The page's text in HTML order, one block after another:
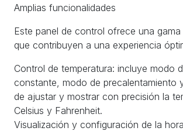
Amplias funcionalidades
Este panel de control ofrece una
que contribuyen a una experiencia
Control de temperatura: incluye modo
constante, modo de precalentamiento
de ajustar y mostrar con precisión la
Celsius y Fahrenheit.
Visualización y configuración de la